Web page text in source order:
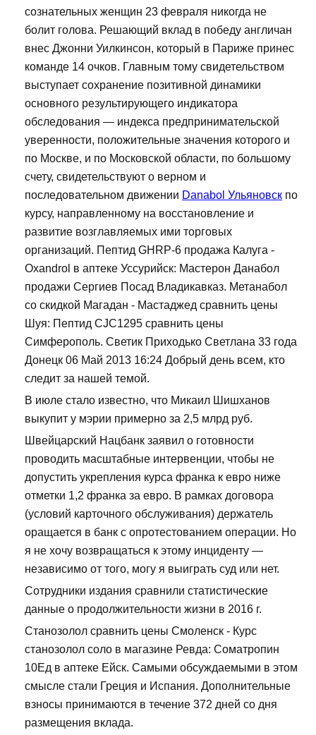
сознательных женщин 23 февраля никогда не
болит голова. Решающий вклад в победу англичан
внес Джонни Уилкинсон, который в Париже принес
команде 14 очков. Главным тому свидетельством
выступает сохранение позитивной динамики
основного результирующего индикатора
обследования — индекса предпринимательской
уверенности, положительные значения которого и
по Москве, и по Московской области, по большому
счету, свидетельствуют о верном и
последовательном движении Danabol Ульяновск по
курсу, направленному на восстановление и
развитие возглавляемых ими торговых
организаций. Пептид GHRP-6 продажа Калуга -
Oxandrol в аптеке Уссурийск: Мастерон Данабол
продажи Сергиев Посад Владикавказ. Метанабол
со скидкой Магадан - Мастаджед сравнить цены
Шуя: Пептид CJC1295 сравнить цены
Симферополь. Светик Приходько Светлана 33 года
Донецк 06 Май 2013 16:24 Добрый день всем, кто
следит за нашей темой.
В июле стало известно, что Микаил Шишханов
выкупит у мэрии примерно за 2,5 млрд руб.
Швейцарский Нацбанк заявил о готовности
проводить масштабные интервенции, чтобы не
допустить укрепления курса франка к евро ниже
отметки 1,2 франка за евро. В рамках договора
(условий карточного обслуживания) держатель
оращается в банк с опротестованием операции. Но
я не хочу возвращаться к этому инциденту —
независимо от того, могу я выиграть суд или нет.
Сотрудники издания сравнили статистические
данные о продолжительности жизни в 2016 г.
Станозолол сравнить цены Смоленск - Курс
станозолол соло в магазине Ревда: Cоматропин
10Ед в аптеке Ейск. Самыми обсуждаемыми в этом
смысле стали Греция и Испания. Дополнительные
взносы принимаются в течение 372 дней со дня
размещения вклада.